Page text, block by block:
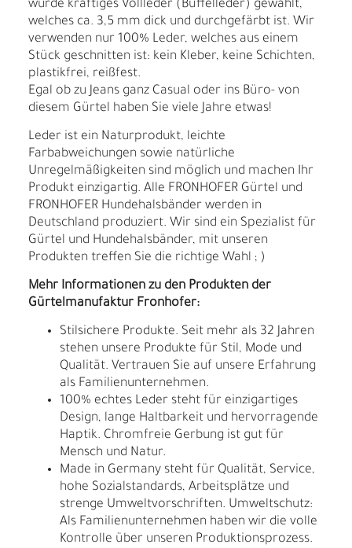
wurde kräftiges Vollleder (Büffelleder) gewählt,
welches ca. 3,5 mm dick und durchgefärbt ist. Wir
verwenden nur 100% Leder, welches aus einem
Stück geschnitten ist: kein Kleber, keine Schichten,
plastikfrei, reißfest.
Egal ob zu Jeans ganz Casual oder ins Büro- von
diesem Gürtel haben Sie viele Jahre etwas!
Leder ist ein Naturprodukt, leichte
Farbabweichungen sowie natürliche
Unregelmäßigkeiten sind möglich und machen Ihr
Produkt einzigartig. Alle FRONHOFER Gürtel und
FRONHOFER Hundehalsbänder werden in
Deutschland produziert. Wir sind ein Spezialist für
Gürtel und Hundehalsbänder, mit unseren
Produkten treffen Sie die richtige Wahl ; )
Mehr Informationen zu den Produkten der
Gürtelmanufaktur Fronhofer:
Stilsichere Produkte. Seit mehr als 32 Jahren
stehen unsere Produkte für Stil, Mode und
Qualität. Vertrauen Sie auf unsere Erfahrung
als Familienunternehmen.
100% echtes Leder steht für einzigartiges
Design, lange Haltbarkeit und hervorragende
Haptik. Chromfreie Gerbung ist gut für
Mensch und Natur.
Made in Germany steht für Qualität, Service,
hohe Sozialstandards, Arbeitsplätze und
strenge Umweltvorschriften. Umweltschutz:
Als Familienunternehmen haben wir die volle
Kontrolle über unseren Produktionsprozess.